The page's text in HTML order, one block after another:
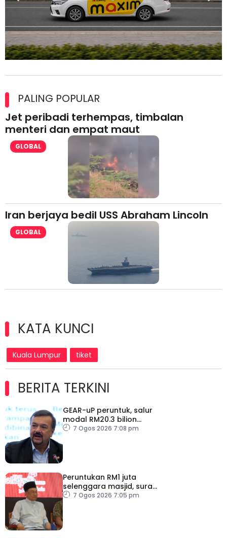
lesen separuh pertama 2026
PALING POPULAR
Jet peribadi terhempas, timbalan
menteri dan empat maut
GLOBAL
Iran berjaya bedil USS Abraham Lincoln
GLOBAL
KATA KUNCI
Kuala Lumpur tiket
BERITA TERKINI
GEAR-uP peruntuk, salur
modal RM20.3 bilion
dalam ekonomi domestik
7 Ogos 2026 7:08 pm
Peruntukan RM1 juta
selenggara masjid, surau
kem ATM Melaka
7 Ogos 2026 7:05 pm